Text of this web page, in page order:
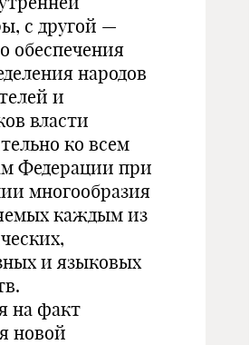
с другой —
обеспечения
народов
и
власти
ко всем
Федерации при
многообразия
каждым из
и языковых
на факт
новой